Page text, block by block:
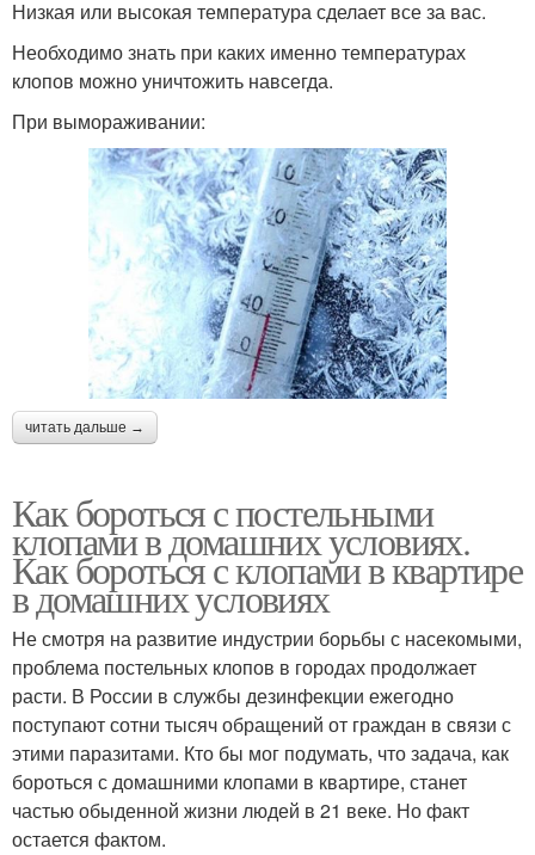
Низкая или высокая температура сделает все за вас.
Необходимо знать при каких именно температурах
клопов можно уничтожить навсегда.
При вымораживании:
читать дальше →
Как бороться с постельными
клопами в домашних условиях.
Как бороться с клопами в квартире
в домашних условиях
Не смотря на развитие индустрии борьбы с насекомыми,
проблема постельных клопов в городах продолжает
расти. В России в службы дезинфекции ежегодно
поступают сотни тысяч обращений от граждан в связи с
этими паразитами. Кто бы мог подумать, что задача, как
бороться с домашними клопами в квартире, станет
частью обыденной жизни людей в 21 веке. Но факт
остается фактом.